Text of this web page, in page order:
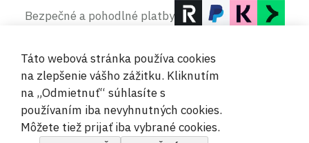
Bezpečné a pohodlné platby
© 2019-2026 Megamix s.r.o.
Táto webová stránka používa cookies
na zlepšenie vášho zážitku. Kliknutím
na „Odmietnuť“ súhlasíte s
používaním iba nevyhnutných cookies.
Môžete tiež prijať iba vybrané cookies.